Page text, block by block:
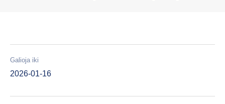
Galioja iki
2026-01-16